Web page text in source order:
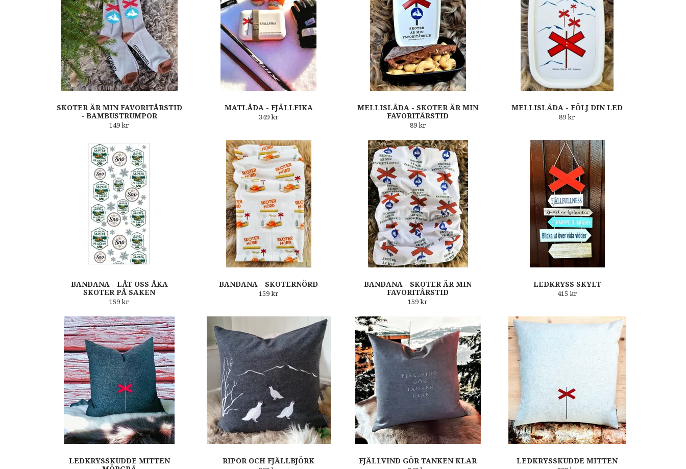
SKOTER ÄR MIN FAVORITÅRSTID
- BAMBUSTRUMPOR
149 kr
MATLÅDA - FJÄLLFIKA
349 kr
MELLISLÅDA - SKOTER ÄR MIN
FAVORITÅRSTID
89 kr
MELLISLÅDA - FÖLJ DIN LED
89 kr
BANDANA - LÅT OSS ÅKA
SKOTER PÅ SAKEN
159 kr
BANDANA - SKOTERNÖRD
159 kr
BANDANA - SKOTER ÄR MIN
FAVORITÅRSTID
159 kr
LEDKRYSS SKYLT
415 kr
LEDKRYSSKUDDE MITTEN
RIPOR OCH FJÄLLBJÖRK FJÄLLVIND GÖR TANKEN KLAR LEDKRYSSKUDDE MITTEN